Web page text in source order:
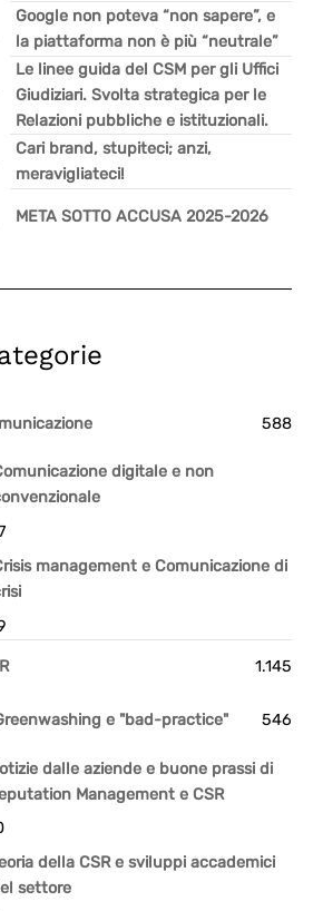
Google non poteva “non sapere”, e
la piattaforma non è più “neutrale”
Le linee guida del CSM per gli Uffici
Giudiziari. Svolta strategica per le
Relazioni pubbliche e istituzionali.
Cari brand, stupiteci; anzi,
meravigliateci!
META SOTTO ACCUSA 2025-2026
588
digitale e non
management e Comunicazione di
1.145
e "bad-practice" 546
dalle aziende e buone prassi di
Management e CSR
della CSR e sviluppi accademici
settore